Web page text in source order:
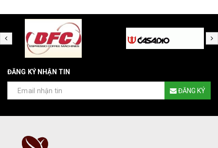
ĐĂNG KÝ NHẬN TIN
ĐĂNG KÝ